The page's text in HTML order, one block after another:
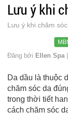
Lưu ý khi
Lưu ý khi chăm
Đăng bởi Ellen Spa
Da dầu là thuộc
chăm sóc da
trong thời tiết
cách chăm sóc